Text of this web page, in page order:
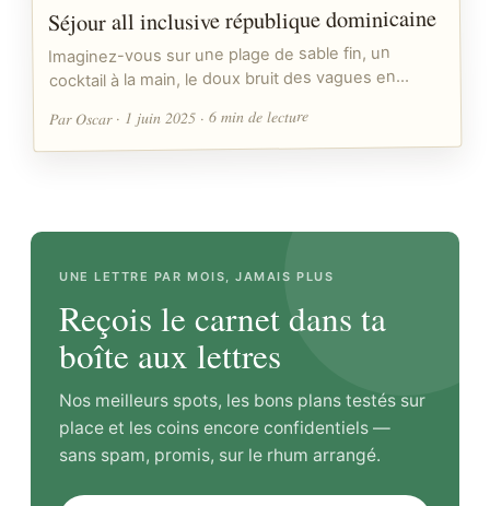
Séjour all inclusive république dominicaine
Imaginez-vous sur une plage de sable fin, un
cocktail à la main, le doux bruit des vagues en…
Par Oscar · 1 juin 2025 · 6 min de lecture
UNE LETTRE PAR MOIS, JAMAIS PLUS
Reçois le carnet dans ta
boîte aux lettres
Nos meilleurs spots, les bons plans testés sur
place et les coins encore confidentiels —
sans spam, promis, sur le rhum arrangé.